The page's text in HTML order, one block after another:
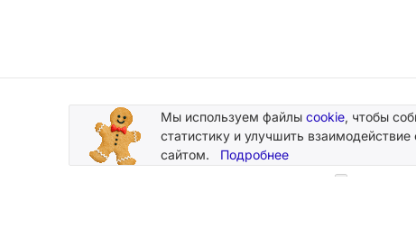
Подписывайтесь
на новости и акции
Мы используем файлы cookie, чтобы
статистику и улучшить взаимодействие
сайтом. Подробнее